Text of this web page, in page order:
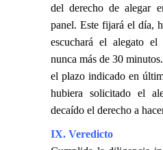
del derecho de alegar
panel. Este fijará el día,
escuchará el alegato
nunca más de 30
el plazo indicado en
hubiera solicitado el
decaído el derecho a
IX. Veredicto